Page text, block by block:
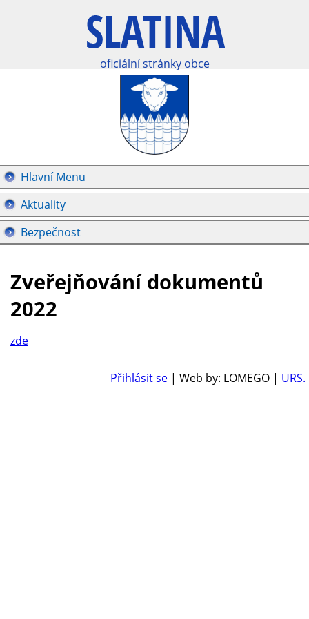
oficiální stránky obce
Hlavní Menu
Aktuality
Bezpečnost
Zveřejňování dokumentů
2022
zde
Přihlásit se | Web by: LOMEGO | URS.